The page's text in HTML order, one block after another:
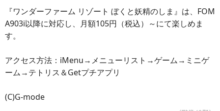
『ワンダーファーム リゾート ぼくと妖精のしま』は、FOM
A903i以降に対応し、月額105円（税込）～にて楽しめま
す。
アクセス方法：iMenu→メニューリスト→ゲーム→ミニゲ
ーム→テトリス＆Getプチアプリ
(C)G-mode